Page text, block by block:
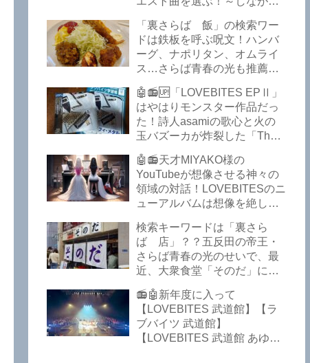
2025年版「このミステリーが
すごい！」
武道館】【ラブバイツ 武道
館】【LOVEBITES 武道館 セ
トリ】【LOVEBITES リクエ
スト曲】【LOVEBITES
Inspire】【LOVEBITES Under
The Red Sky】【LOVEBITES
Epilogue】【LOVEBITES
Today Is The Day】
【LOVEBITES Dystopia
Symphony】【LOVEBITES
My Orion】【LOVEBITES
Lost In The Garden】
【LOVEBITES The Bell In
Of Control】【LOVEBITES
The Eve Of Change】
「裏さらば 飯」の検索ワー
ドは鉄板を呼ぶ呪文！ハンバ
ーグ、ナポリタン、オムライ
ス…さらば青春の光も推薦！
定のお子様ランチを食ってき
たよ！【さらば青春の光 五反
田 グルメ】
🤖📻🆙「LOVEBITES EPⅡ」
はやはりモンスター作品だっ
た！詩人asamiの歌心と火の
玉バズーカが炸裂した「The
のだぞ！～しながわロックラ
ジオ【追記あり】
🤖📻天才MIYAKO様の
YouTubeが想像させる神々の
領域の対話！LOVEBITESのニ
ューアルバムは想像を絶して
玉てやんでい、D-A-Dの新
曲、ブルース・ディッキンソ
ン情報などです～しながわロ
ックラジオ【追記複数あり】
検索キーワードは「裏さら
ば 店」？？五反田の帝王・
さらば青春の光のせいで、最
近、大衆食堂「そのだ」に入
よ…【さらば青春の光 五反田
グルメ】
📻🤖新年度に入って
【LOVEBITES 武道館】【ラ
ブバイツ 武道館】
【LOVEBITES 武道館 あゆ